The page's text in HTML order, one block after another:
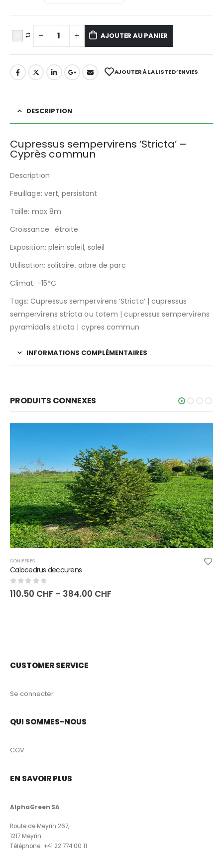
AJOUTER AU PANIER
AJOUTER À LA LISTE D’ENVIES
DESCRIPTION
Cupressus sempervirens ‘Stricta’ –
Cyprès commun
Description
Feuillage: vert, persistant
Taille: max 8m
Croissance : étroite
Exposition: plein soleil, soleil
Utilisation: solitaire, arbre de parc
Climat: -15°C
Tags: Cupressus sempervirens ‘Stricta’ | cupressus
sempervirens stricta ou totem | cupressus sempervirens
pyramidalis stricta | cypres commun
INFORMATIONS COMPLÉMENTAIRES
PRODUITS CONNEXES
CONIFERES
Calocedrus deccurens
0sur 5
110.50 CHF – 384.00 CHF
CUSTOMER SERVICE
Se connecter
QUI SOMMES-NOUS
CGV
EN SAVOIR PLUS
AlphaGreen SA
Route de Meyrin 267,
1217 Meyrin
Téléphone: +41 22 774 00 11